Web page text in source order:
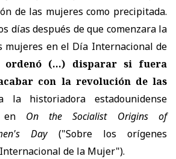
de las mujeres como precipitada.
días después de que comenzara la
mujeres en el Día Internacional de
(...) disparar si fuera
con la revolución de las
la historiadora estadounidense
On the Socialist Origins of
Day
("Sobre los orígenes
de la Mujer").